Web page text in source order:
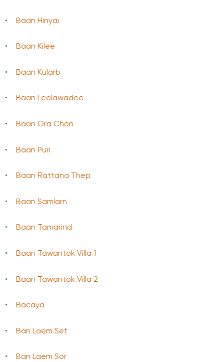
Baan Hinyai
Baan Kilee
Baan Kularb
Baan Leelawadee
Baan Ora Chon
Baan Puri
Baan Rattana Thep
Baan Samlarn
Baan Tamarind
Baan Tawantok Villa 1
Baan Tawantok Villa 2
Bacaya
Ban Laem Set
Ban Laem Sor